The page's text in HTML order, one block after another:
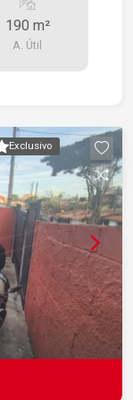
190 m²
A. Útil
Exclusivo